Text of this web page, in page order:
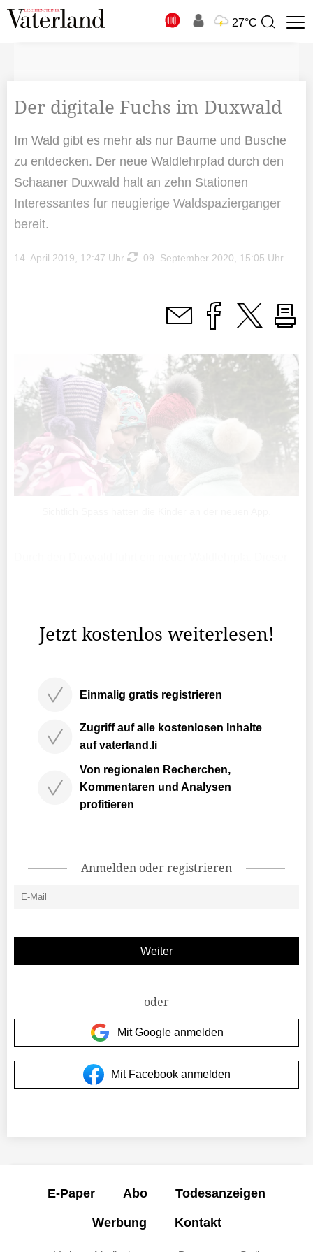
27°C
Suchbegriff
Der digitale Fuchs im Duxwald
Im Wald gibt es mehr als nur Baume und Busche
zu entdecken. Der neue Waldlehrpfad durch den
Schaaner Duxwald halt an zehn Stationen
Interessantes fur neugierige Waldspazierganger
bereit.
14. April 2019, 12:47 Uhr 09. September 2020, 15:05 Uhr
Jetzt kostenlos weiterlesen!
Einmalig gratis registrieren
Zugriff auf alle kostenlosen Inhalte
auf vaterland.li
Von regionalen Recherchen,
Kommentaren und Analysen
profitieren
Anmelden oder registrieren
oder
Mit Google anmelden
Mit Facebook anmelden
E-Paper Abo Todesanzeigen
Werbung Kontakt